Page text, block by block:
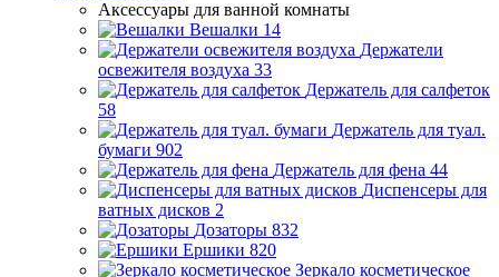
Аксессуары для ванной комнаты
Вешалки 14
Держатели
освежителя воздуха 33
Держатель для салфеток
58
Держатель для туал.
бумаги 902
Держатель для фена 44
Диспенсеры для
ватных дисков 2
Дозаторы 832
Ершики 820
Зеркало косметическое